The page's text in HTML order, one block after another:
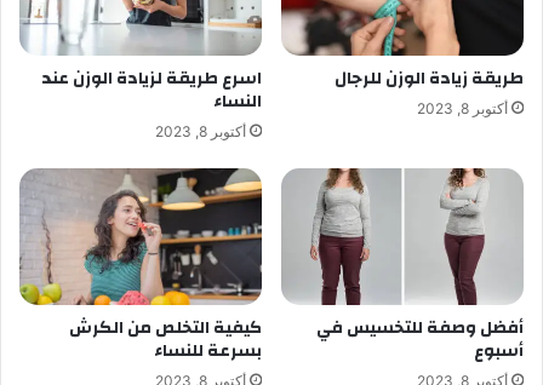
طريقة زيادة الوزن للرجال
أكتوبر 8, 2023
اسرع طريقة لزيادة الوزن عند
النساء
أكتوبر 8, 2023
أفضل وصفة للتخسيس في
أسبوع
أكتوبر 8, 2023
كيفية التخلص من الكرش
بسرعة للنساء
أكتوبر 8, 2023